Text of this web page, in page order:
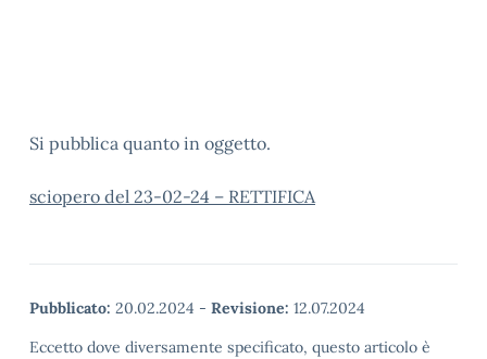
Si pubblica quanto in oggetto.
sciopero del 23-02-24 – RETTIFICA
Pubblicato: 20.02.2024 - Revisione: 12.07.2024
Eccetto dove diversamente specificato, questo articolo è